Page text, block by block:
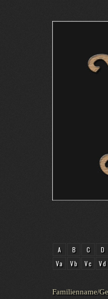
A B C D
Va
Vb Vc Vd
Familienname/